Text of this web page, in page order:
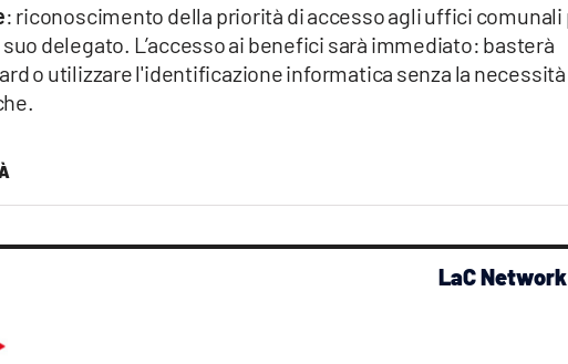
: riconoscimento della priorità di accesso agli uffici comunali
delegato. L’accesso ai benefici sarà immediato: basterà
o utilizzare l'identificazione informatica senza la necessità
LaC Network